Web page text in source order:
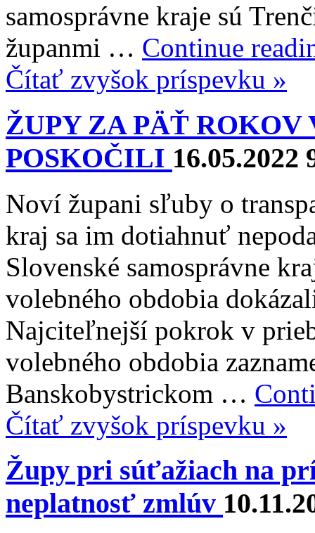
samosprávne kraje sú
županmi … Continue
Čítať zvyšok príspevku »
ŽUPY ZA PÄŤ ROKOV
POSKOČILI 16.05.2022
Noví župani sľuby o
kraj sa im dotiahnuť
Slovenské samosprávne
volebného obdobia
Najciteľnejší pokrok v
volebného obdobia
Banskobystrickom …
Čítať zvyšok príspevku »
Župy pri súťažiach na
neplatnosť zmlúv